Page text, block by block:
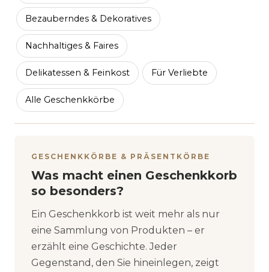
Bezauberndes & Dekoratives
Nachhaltiges & Faires
Delikatessen & Feinkost Für Verliebte
Alle Geschenkkörbe
GESCHENKKÖRBE & PRÄSENTKÖRBE
Was macht einen Geschenkkorb
so besonders?
Ein Geschenkkorb ist weit mehr als nur
eine Sammlung von Produkten – er
erzählt eine Geschichte. Jeder
Gegenstand, den Sie hineinlegen, zeigt